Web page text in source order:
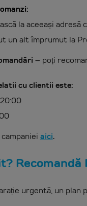
la aceeași adresă
un alt împrumut la
– poți
cu clientii este:
aici.
Recomandă
urgentă, un